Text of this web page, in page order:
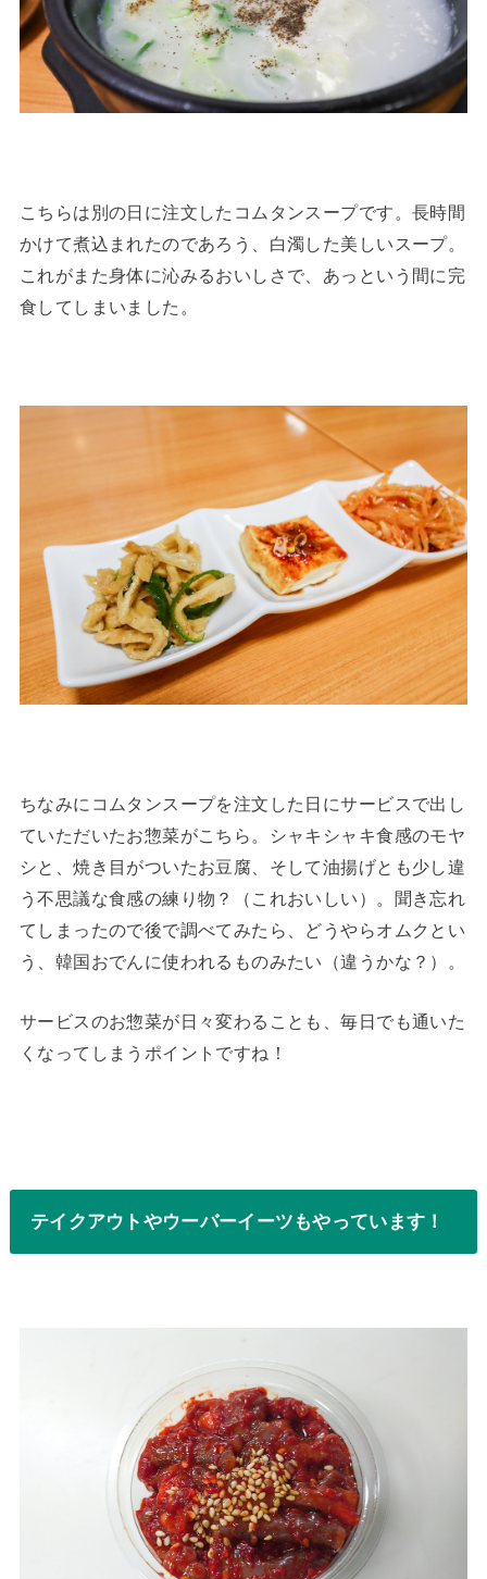
こちらは別の日に注文したコムタンスープです。長時間
かけて煮込まれたのであろう、白濁した美しいスープ。
これがまた身体に沁みるおいしさで、あっという間に完
食してしまいました。
ちなみにコムタンスープを注文した日にサービスで出し
ていただいたお惣菜がこちら。シャキシャキ食感のモヤ
シと、焼き目がついたお豆腐、そして油揚げとも少し違
う不思議な食感の練り物？（これおいしい）。聞き忘れ
てしまったので後で調べてみたら、どうやらオムクとい
う、韓国おでんに使われるものみたい（違うかな？）。
サービスのお惣菜が日々変わることも、毎日でも通いた
くなってしまうポイントですね！
テイクアウトやウーバーイーツもやっています！